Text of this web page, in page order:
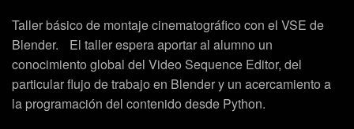
Taller básico de montaje cinematográfico con el VSE de
Blender. El taller espera aportar al alumno un
conocimiento global del Video Sequence Editor, del
particular flujo de trabajo en Blender y un acercamiento a
la programación del contenido desde Python.